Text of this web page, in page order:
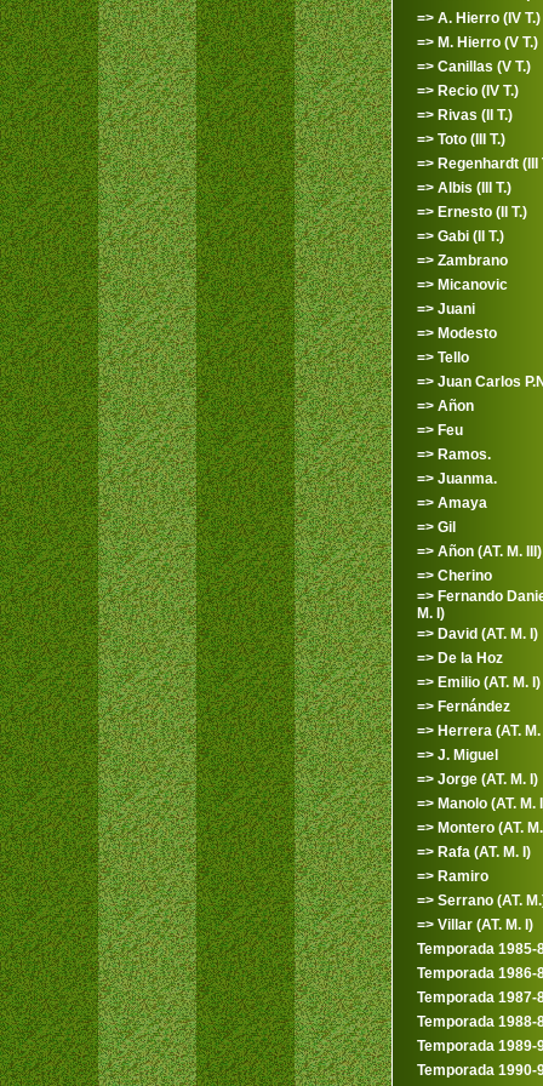
=> A. Hierro (IV T.)
=> M. Hierro (V T.)
=> Canillas (V T.)
=> Recio (IV T.)
=> Rivas (II T.)
=> Toto (III T.)
=> Regenhardt (III
=> Albis (III T.)
=> Ernesto (II T.)
=> Gabi (II T.)
=> Zambrano
=> Micanovic
=> Juani
=> Modesto
=> Tello
=> Juan Carlos
=> Añon
=> Feu
=> Ramos.
=> Juanma.
=> Amaya
=> Gil
=> Añon (AT. M. III)
=> Cherino
=> Fernando
M. I)
=> David (AT. M. I)
=> De la Hoz
=> Emilio (AT. M. I)
=> Fernández
=> Herrera (AT. M.
=> J. Miguel
=> Jorge (AT. M. I)
=> Manolo (AT. M.
=> Montero (AT.
=> Rafa (AT. M. I)
=> Ramiro
=> Serrano (AT.
=> Villar (AT. M. I)
Temporada 1985-
Temporada 1986-
Temporada 1987-
Temporada 1988-
Temporada 1989-
Temporada 1990-